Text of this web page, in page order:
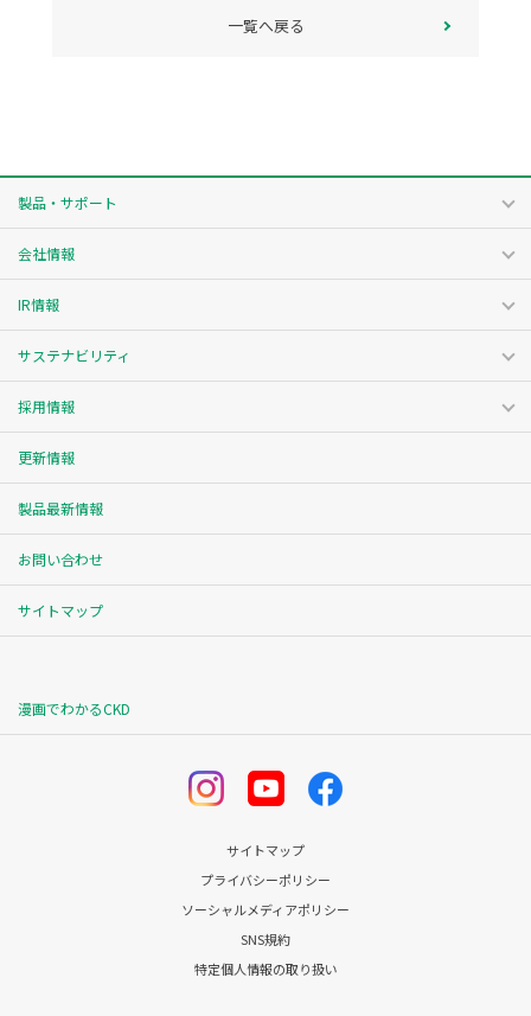
一覧へ戻る
製品・サポート
会社情報
IR情報
サステナビリティ
採用情報
更新情報
製品最新情報
お問い合わせ
サイトマップ
漫画でわかるCKD
サイトマップ
プライバシーポリシー
ソーシャルメディアポリシー
SNS規約
特定個人情報の取り扱い